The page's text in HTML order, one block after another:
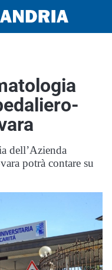
dell’Azienda
potrà contare su